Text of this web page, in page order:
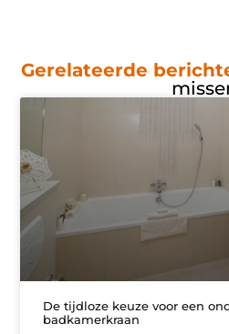
Gerelateerde
De tijdloze keuze voor een
badkamerkraan